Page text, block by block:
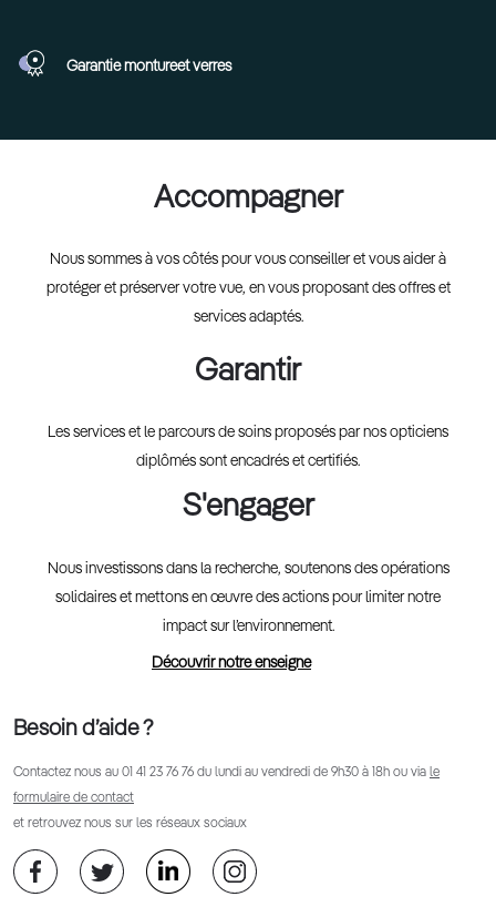
Garantie montureet verres
Accompagner
Nous sommes à vos côtés pour vous conseiller et vous aider à
protéger et préserver votre vue, en vous proposant des offres et
services adaptés.
Garantir
Les services et le parcours de soins proposés par nos opticiens
diplômés sont encadrés et certifiés.
S'engager
Nous investissons dans la recherche, soutenons des opérations
solidaires et mettons en œuvre des actions pour limiter notre
impact sur l’environnement.
Découvrir notre enseigne
Besoin d’aide ?
Contactez nous au 01 41 23 76 76 du lundi au vendredi de 9h30 à 18h ou via le
formulaire de contact
et retrouvez nous sur les réseaux sociaux